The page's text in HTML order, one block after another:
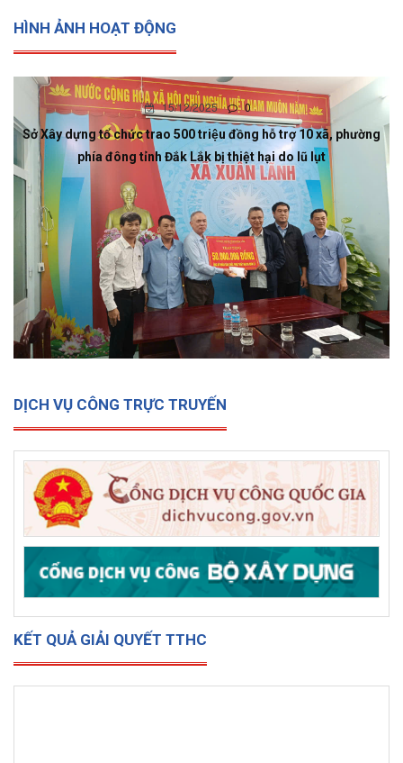
HÌNH ẢNH HOẠT ĐỘNG
15/12/2025 0
Sở Xây dựng tổ chức trao 500 triệu đồng hỗ trợ 10 xã, phường
phía đông tỉnh Đắk Lắk bị thiệt hại do lũ lụt
DỊCH VỤ CÔNG TRỰC TRUYẾN
KẾT QUẢ GIẢI QUYẾT TTHC